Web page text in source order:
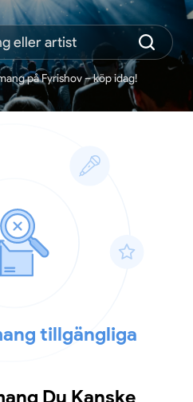
på Fyrishov – köp idag!
tillgängliga
Du Kanske